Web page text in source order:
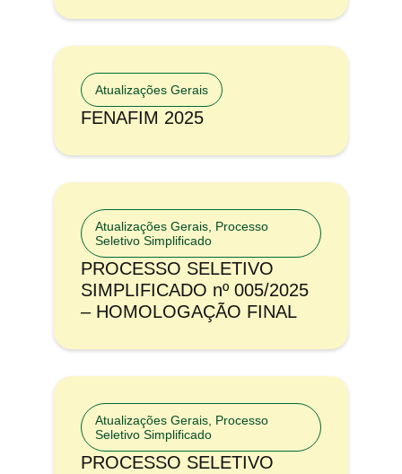
Atualizações Gerais
FENAFIM 2025
Atualizações Gerais Processo
Seletivo Simplificado
PROCESSO SELETIVO
SIMPLIFICADO nº 005/2025
– HOMOLOGAÇÃO FINAL
Atualizações Gerais Processo
Seletivo Simplificado
PROCESSO SELETIVO